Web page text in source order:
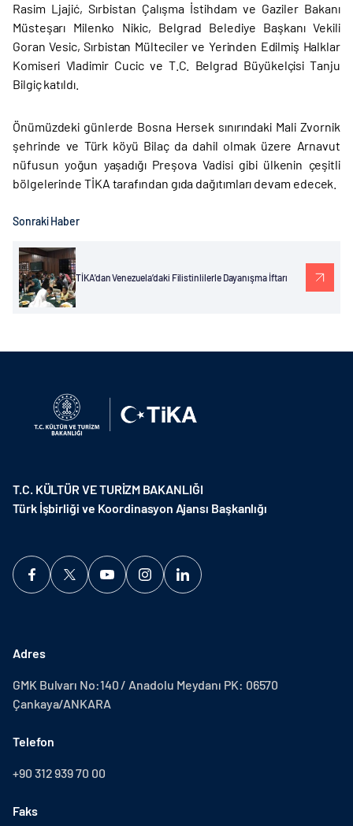
Rasim Ljajić, Sırbistan Çalışma İstihdam ve Gaziler Bakanı
Müsteşarı Milenko Nikic, Belgrad Belediye Başkanı Vekili
Goran Vesic, Sırbistan Mülteciler ve Yerinden Edilmiş Halklar
Komiseri Vladimir Cucic ve T.C. Belgrad Büyükelçisi Tanju
Bilgiç katıldı.
Önümüzdeki günlerde Bosna Hersek sınırındaki Mali Zvornik
şehrinde ve Türk köyü Bilaç da dahil olmak üzere Arnavut
nüfusun yoğun yaşadığı Preşova Vadisi gibi ülkenin çeşitli
bölgelerinde TİKA tarafından gıda dağıtımları devam edecek.
Sonraki Haber
TİKA'dan Venezuela’daki Filistinlilerle Dayanışma İftarı
T.C. KÜLTÜR VE TURİZM BAKANLIĞI
Türk İşbirliği ve Koordinasyon Ajansı Başkanlığı
Adres
GMK Bulvarı No:140 / Anadolu Meydanı PK: 06570
Çankaya/ANKARA
Telefon
+90 312 939 70 00
Faks